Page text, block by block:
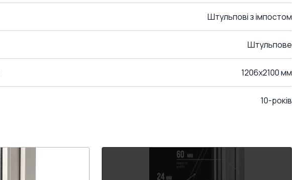
Штульпові з імпостом
Штульпове
1206x2100 мм
10-років